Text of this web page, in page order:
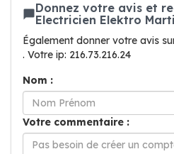
Donnez votre avis et
Electricien Elektro Marti
Également donner votre avis
. Votre ip: 216.73.216.24
Nom :
Votre commentaire :